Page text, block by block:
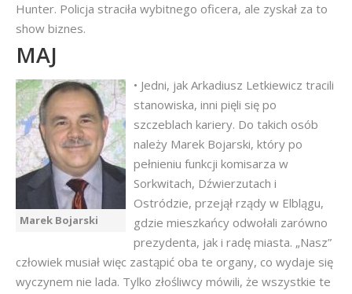
Hunter. Policja straciła wybitnego oficera, ale zyskał za to
show biznes.
MAJ
Marek Bojarski
• Jedni, jak Arkadiusz Letkiewicz tracili
stanowiska, inni pięli się po
szczeblach kariery. Do takich osób
należy Marek Bojarski, który po
pełnieniu funkcji komisarza w
Sorkwitach, Dźwierzutach i
Ostródzie, przejął rządy w Elblągu,
gdzie mieszkańcy odwołali zarówno
prezydenta, jak i radę miasta. „Nasz”
człowiek musiał więc zastąpić oba te organy, co wydaje się
wyczynem nie lada. Tylko złośliwcy mówili, że wszystkie te